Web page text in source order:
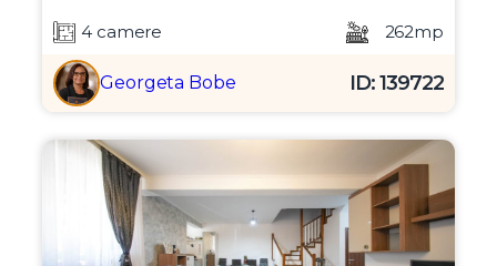
4 camere 262mp
Georgeta Bobe ID: 139722